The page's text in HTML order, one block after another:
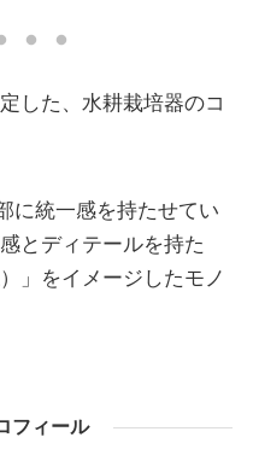
した、水耕栽培器のコ
に統一感を持たせてい
とディテールを持た
」をイメージしたモノ
フィール